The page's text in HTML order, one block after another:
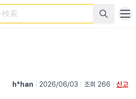
h*han 2026/06/03 조회 266 신고